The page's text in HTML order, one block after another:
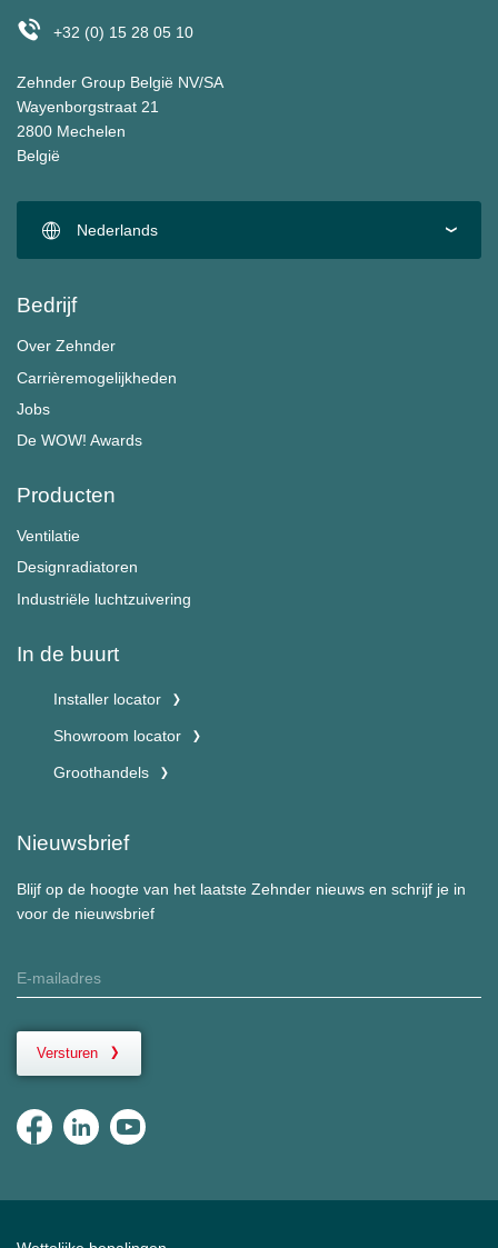
+32 (0) 15 28 05 10
Zehnder Group België NV/SA
Wayenborgstraat 21
2800 Mechelen
België
Nederlands
Bedrijf
Over Zehnder
Carrièremogelijkheden
Jobs
De WOW! Awards
Producten
Ventilatie
Designradiatoren
Industriële luchtzuivering
In de buurt
Installer locator
Showroom locator
Groothandels
Nieuwsbrief
Blijf op de hoogte van het laatste Zehnder nieuws en schrijf je in
voor de nieuwsbrief
Versturen